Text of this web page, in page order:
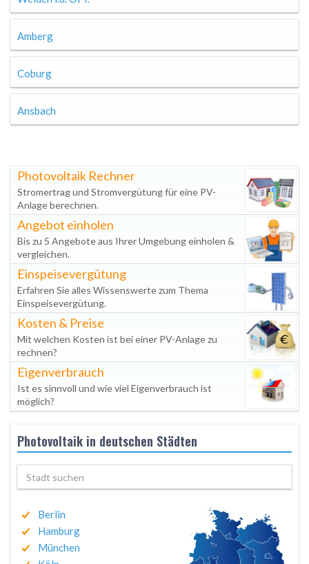
Amberg
Coburg
Ansbach
Photovoltaik Rechner
Stromertrag und Stromvergütung für eine PV-
Anlage berechnen.
Angebot einholen
Bis zu 5 Angebote aus Ihrer Umgebung einholen &
vergleichen.
Einspeisevergütung
Erfahren Sie alles Wissenswerte zum Thema
Einspeisevergütung.
Kosten & Preise
Mit welchen Kosten ist bei einer PV-Anlage zu
rechnen?
Eigenverbrauch
Ist es sinnvoll und wie viel Eigenverbrauch ist
möglich?
Photovoltaik in deutschen Städten
Berlin
Hamburg
München